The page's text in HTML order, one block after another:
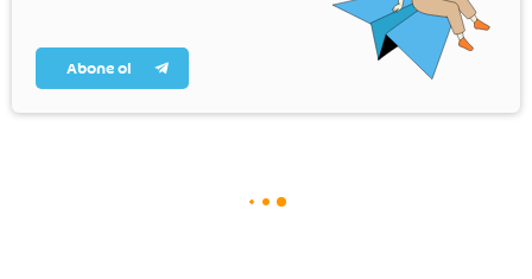
Abone ol